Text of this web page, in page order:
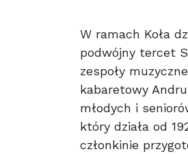
W ramach Koła
podwójny tercet
zespoły
kabaretowy
młodych i
który działa od
członkinie